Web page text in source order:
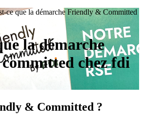
ce que la démarche Friendly & Committed
la démarche
chez fdi
& Committed ?